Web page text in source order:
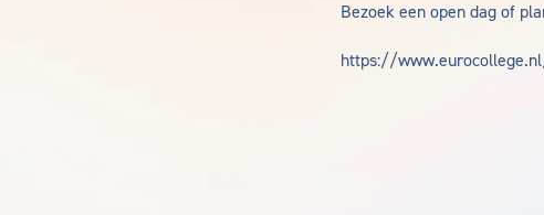
Bezoek een open dag of
https://